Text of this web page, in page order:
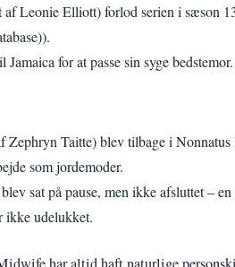
Leonie Elliott) forlod serien i sæson
for at passe sin syge bedstemor.
Zephryn Taitte) blev tilbage i Nonnatus
som jordemoder.
sat på pause, men ikke afsluttet –
ikke udelukket.